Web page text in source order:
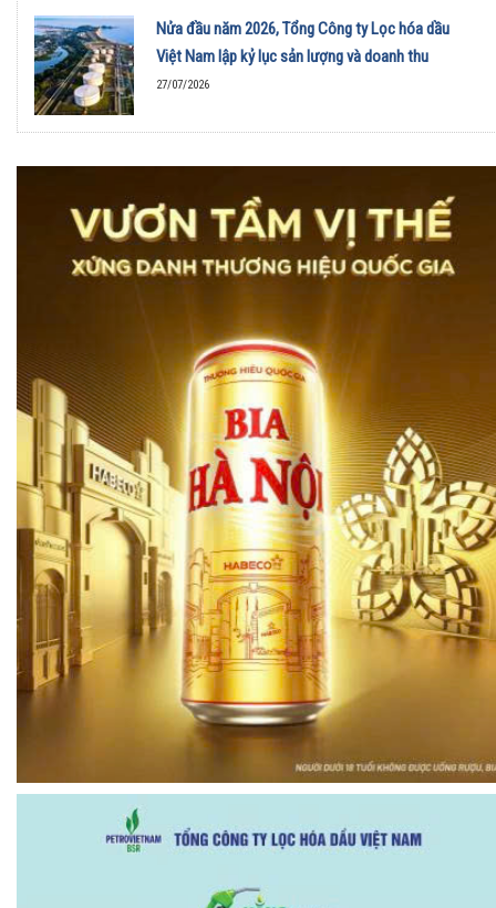
Nửa đầu năm 2026, Tổng Công ty Lọc hóa dầu
Việt Nam lập kỷ lục sản lượng và doanh thu
27/07/2026